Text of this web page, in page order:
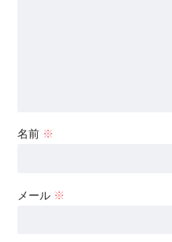
名前 ※
メール ※